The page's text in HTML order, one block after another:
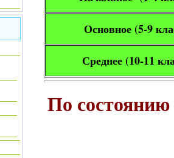
Основное (5-9
Среднее (10-11
По состоянию